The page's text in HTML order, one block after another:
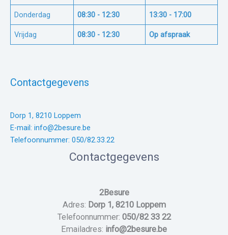
Donderdag 08:30 - 12:30 13:30 - 17:00
Vrijdag 08:30 - 12:30 Op afspraak
Contactgegevens
Dorp 1, 8210 Loppem
E-mail: info@2besure.be
Telefoonnummer: 050/82.33.22
Contactgegevens
2Besure
Adres: Dorp 1, 8210 Loppem
Telefoonnummer: 050/82 33 22
Emailadres: info@2besure.be